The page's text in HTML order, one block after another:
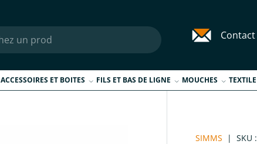
Contact
ACCESSOIRES ET BOITES FILS ET BAS DE LIGNE MOUCHES TEXTILE
SIMMS |SKU :